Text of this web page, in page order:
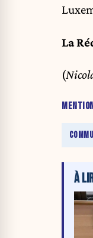
La
(
À